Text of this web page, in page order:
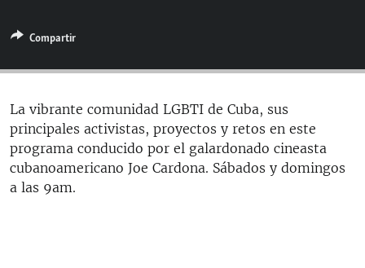
ESPECIALES
ESPECIALES
LA REALIDAD DE LA VIVIENDA EN CUBA
SER VIEJO EN CUBA
KENTU-CUBANO
LOS SANTOS DE HIALEAH
MULTIMEDIA
EDITORIALES
SÍGUENOS
Compartir
La vibrante comunidad LGBTI de Cuba, sus
principales activistas, proyectos y retos en este
programa conducido por el galardonado cineasta
cubanoamericano Joe Cardona. Sábados y domingos
a las 9am.